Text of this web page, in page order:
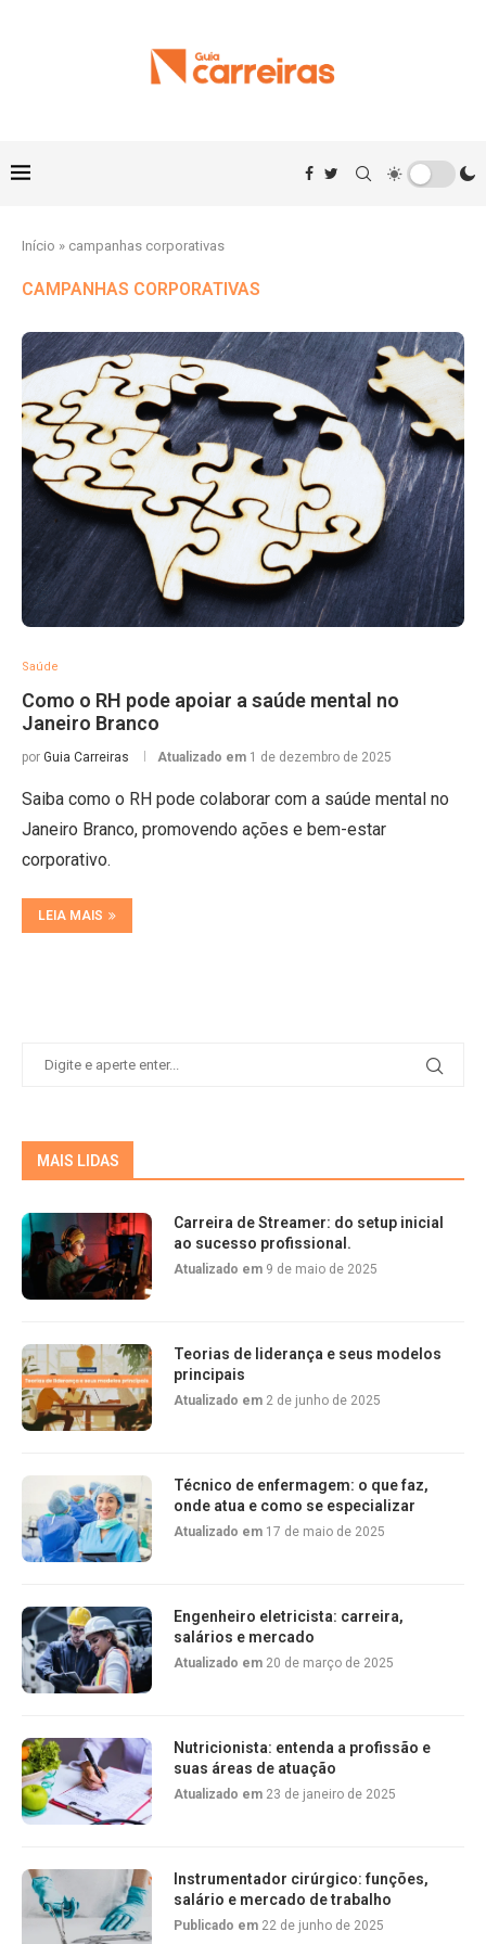
Início » campanhas corporativas
CAMPANHAS CORPORATIVAS
Saúde
Como o RH pode apoiar a saúde mental no
Janeiro Branco
por Guia Carreiras Atualizado em 1 de dezembro de 2025
Saiba como o RH pode colaborar com a saúde mental no
Janeiro Branco, promovendo ações e bem-estar
corporativo.
LEIA MAIS
MAIS LIDAS
Carreira de Streamer: do setup inicial
ao sucesso profissional.
Atualizado em 9 de maio de 2025
Teorias de liderança e seus modelos
principais
Atualizado em 2 de junho de 2025
Técnico de enfermagem: o que faz,
onde atua e como se especializar
Atualizado em 17 de maio de 2025
Engenheiro eletricista: carreira,
salários e mercado
Atualizado em 20 de março de 2025
Nutricionista: entenda a profissão e
suas áreas de atuação
Atualizado em 23 de janeiro de 2025
Instrumentador cirúrgico: funções,
salário e mercado de trabalho
Publicado em 22 de junho de 2025